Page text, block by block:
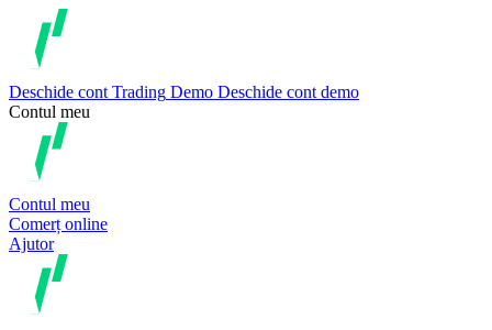
Deschide cont Trading Demo Deschide cont demo
Contul meu
Contul meu
Comerț online
Ajutor